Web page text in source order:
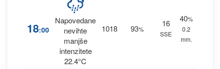
18:00
Napovedane
nevihte
manjše
intenzitete
22.4°C
1018 93%
16
SSE
40%
0.2
mm.